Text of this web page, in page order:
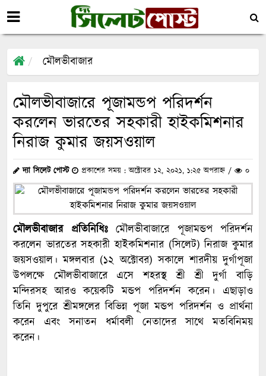
মৌলভীবাজার
মৌলভীবাজারে পূজামন্ডপ পরিদর্শন
করলেন ভারতের সহকারী হাইকমিশনার
নিরাজ কুমার জয়সওয়াল
দ্যা সিলেট পোস্ট প্রকাশের সময় : অক্টোবর ১২, ২০২১, ১:২৫ অপরাহ্ন / ০
মৌলভীবাজার প্রতিনিধিঃমৌলভীবাজারে পূজামন্ডপ পরিদর্শন
করলেন ভারতের সহকারী হাইকমিশনার (সিলেট) নিরাজ কুমার
জয়সওয়াল। মঙ্গলবার (১২ অক্টোবর) সকালে শারদীয় দুর্গাপূজা
উপলক্ষে মৌলভীবাজারে এসে শহরস্থ শ্রী শ্রী দুর্গা বাড়ি
মন্দিরসহ আরও কয়েকটি মন্ডপ পরিদর্শন করেন। এছাড়াও
তিনি দুপুরে শ্রীমঙ্গলের বিভিন্ন পূজা মন্ডপ পরিদর্শন ও প্রার্থনা
করেন এবং সনাতন ধর্মাবলী নেতাদের সাথে মতবিনিময়
করেন।